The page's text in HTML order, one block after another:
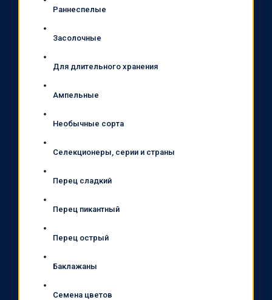
Раннеспелые
Засолочные
Для длительного хранения
Ампельные
Необычные сорта
Селекционеры, серии и страны
Перец сладкий
Перец пикантный
Перец острый
Баклажаны
Семена цветов